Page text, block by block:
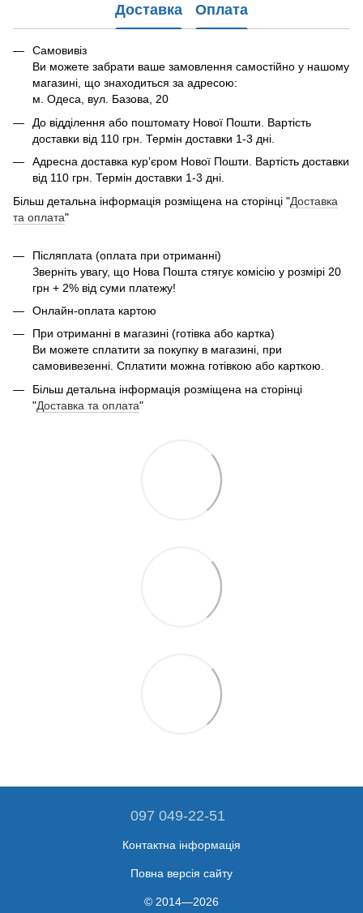
Доставка Оплата
Самовивіз
Ви можете забрати ваше замовлення самостійно у нашому
магазині, що знаходиться за адресою:
м. Одеса, вул. Базова, 20
До відділення або поштомату Нової Пошти. Вартість
доставки від 110 грн. Термін доставки 1-3 дні.
Адресна доставка курʼєром Нової Пошти. Вартість доставки
від 110 грн. Термін доставки 1-3 дні.
Більш детальна інформація розміщена на сторінці "Доставка
та оплата"
Післяплата (оплата при отриманні)
Зверніть увагу, що Нова Пошта стягує комісію у розмірі 20
грн + 2% від суми платежу!
Онлайн-оплата картою
При отриманні в магазині (готівка або картка)
Ви можете сплатити за покупку в магазині, при
самовивезенні. Сплатити можна готівкою або карткою.
Більш детальна інформація розміщена на сторінці
"Доставка та оплата"
097 049-22-51
Контактна інформація
Повна версія сайту
© 2014—2026